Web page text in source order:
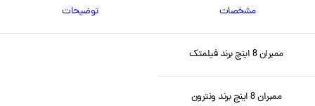
مشخصات توضیحات
ممبران 8 اینچ برند فیلمتک
ممبران 8 اینچ برند ونترون